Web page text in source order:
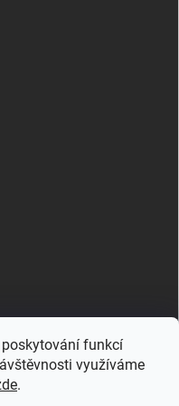
funkcí
využíváme
.